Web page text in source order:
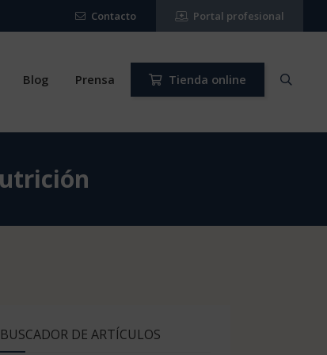
Contacto Portal profesional
Blog Prensa Tienda online
BUSCADOR DE ARTÍCULOS